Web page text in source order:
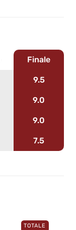
Finale
9.5
9.0
9.0
7.5
TOTALE